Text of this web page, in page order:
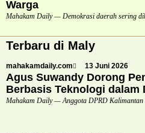
Warga
Mahakam Daily — Demokrasi daerah sering
Terbaru di Maly
mahakamdaily.com 13 Juni 2026
Agus Suwandy Dorong
Berbasis Teknologi dalam
Mahakam Daily — Anggota DPRD Kalimantan